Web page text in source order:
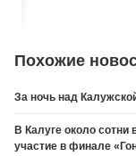
Похожие
За ночь над
В Калуге около
участие в финале